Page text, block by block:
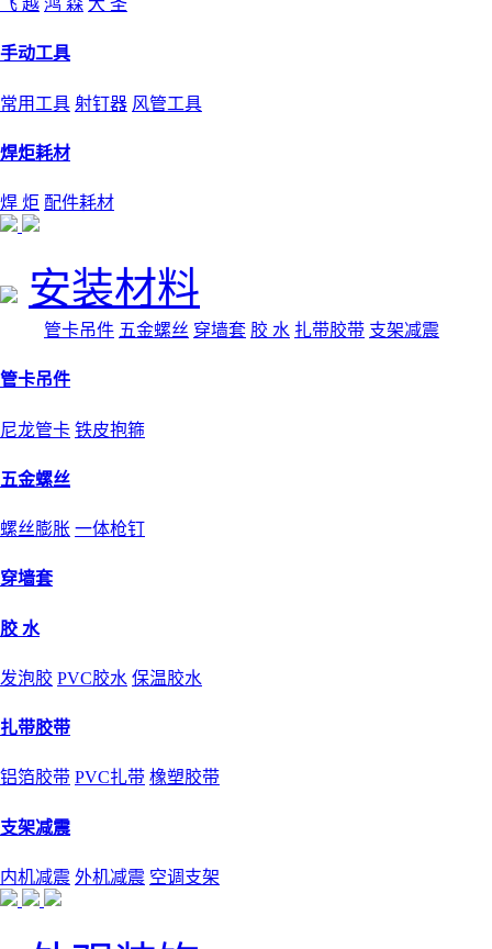
飞 越 鸿 森 大 圣
手动工具
常用工具 射钉器 风管工具
焊炬耗材
焊 炬 配件耗材
安装材料
管卡吊件 五金螺丝 穿墙套 胶 水 扎带胶带 支架减震
管卡吊件
尼龙管卡 铁皮抱箍
五金螺丝
螺丝膨胀 一体枪钉
穿墙套
胶 水
发泡胶 PVC胶水 保温胶水
扎带胶带
铝箔胶带 PVC扎带 橡塑胶带
支架减震
内机减震 外机减震 空调支架